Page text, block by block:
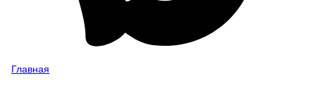
Главная